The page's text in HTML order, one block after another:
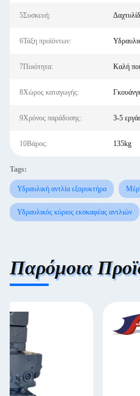
5Συσκευή:
6Τάξη προϊόντων:
7Ποιότητα: Καλή
8Χώρος καταγωγής:
9Χρόνος παράδοσης: 3-5
10Βάρος: 135kg
Tags:
Υδραυλική αντλία εξορυκτήρα
Υδραυλικός κύριος εκσκαφέας αντλιών
Παρόμοια